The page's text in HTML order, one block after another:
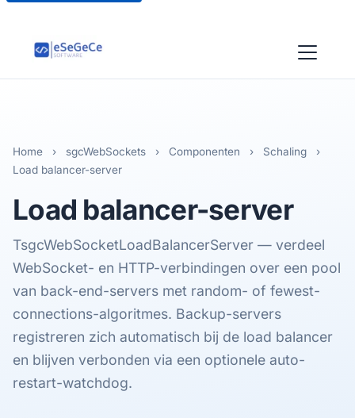
Home › sgcWebSockets › Componenten › Schaling
›
Load balancer-server
Load balancer-server
TsgcWebSocketLoadBalancerServer — verdeel
WebSocket- en HTTP-verbindingen over een pool
van back-end-servers met random- of fewest-
connections-algoritmes. Backup-servers
registreren zich automatisch bij de load balancer
en blijven verbonden via een optionele auto-
restart-watchdog.